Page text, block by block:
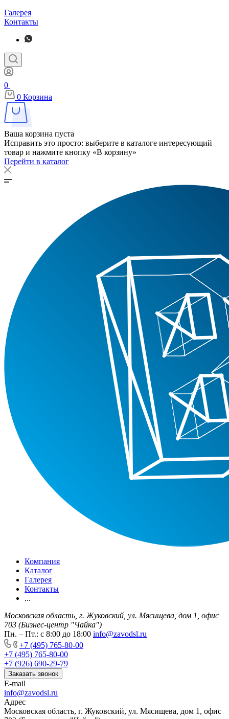
Галерея
Контакты
0
0 Корзина
Ваша корзина пуста
Исправить это просто: выберите в каталоге интересующий
товар и нажмите кнопку «В корзину»
Перейти в каталог
Компания
Каталог
Галерея
Контакты
...
Московская область, г. Жуковский, ул. Мясищева, дом 1, офис
703 (Бизнес-центр "Чайка")
Пн. – Пт.: с 8:00 до 18:00 info@zavodsl.ru
+7 (495) 765-80-00
+7 (495) 765-80-00
+7 (926) 690-29-79
Заказать звонок
E-mail
info@zavodsl.ru
Адрес
Московская область, г. Жуковский, ул. Мясищева, дом 1, офис